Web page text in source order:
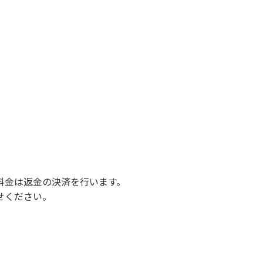
は返金の決済を行います。
ださい。